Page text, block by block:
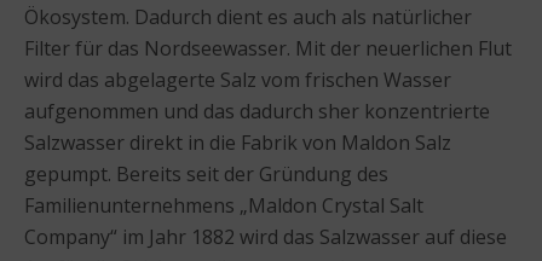
Ökosystem. Dadurch dient es auch als natürlicher
Filter für das Nordseewasser. Mit der neuerlichen Flut
wird das abgelagerte Salz vom frischen Wasser
aufgenommen und das dadurch sher konzentrierte
Salzwasser direkt in die Fabrik von Maldon Salz
gepumpt. Bereits seit der Gründung des
Familienunternehmens „Maldon Crystal Salt
Company“ im Jahr 1882 wird das Salzwasser auf diese